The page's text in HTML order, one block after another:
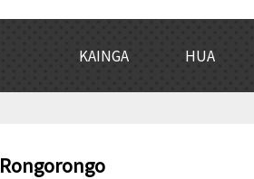
KAINGA HUA
Rongorongo